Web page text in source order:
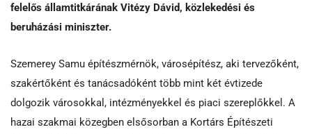
felelős államtitkárának Vitézy Dávid, közlekedési és
beruházási miniszter.
Szemerey Samu építészmérnök, városépítész, aki tervezőként,
szakértőként és tanácsadóként több mint két évtizede
dolgozik városokkal, intézményekkel és piaci szereplőkkel. A
hazai szakmai közegben elsősorban a Kortárs Építészeti